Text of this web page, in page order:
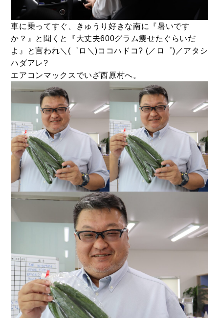
BUY 売買物件
SELL 物件の売却
分譲地の紹介
車に乗ってすぐ、きゅうり好きな南に『暑いです
か？』と聞くと『大丈夫600グラム痩せたぐらいだ
よ』と言われ＼(゜ロ＼)ココハドコ? (／ロ゜)／アタシ
ハダアレ?
エアコンマックスでいざ西原村へ。